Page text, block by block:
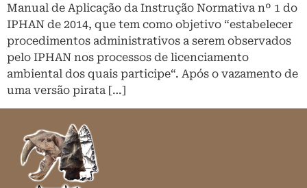
Manual de Aplicação da Instrução Normativa nº 1 do
IPHAN de 2014, que tem como objetivo “estabelecer
procedimentos administrativos a serem observados
pelo IPHAN nos processos de licenciamento
ambiental dos quais participe“. Após o vazamento de
uma versão pirata […]